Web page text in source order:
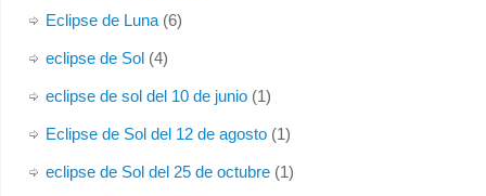
Eclipse de Luna(6)
eclipse de Sol(4)
eclipse de sol del 10 de junio(1)
Eclipse de Sol del 12 de agosto(1)
eclipse de Sol del 25 de octubre(1)